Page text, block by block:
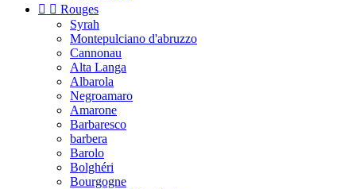
  Rouges
Syrah
Montepulciano d'abruzzo
Cannonau
Alta Langa
Albarola
Negroamaro
Amarone
Barbaresco
barbera
Barolo
Bolghéri
Bourgogne